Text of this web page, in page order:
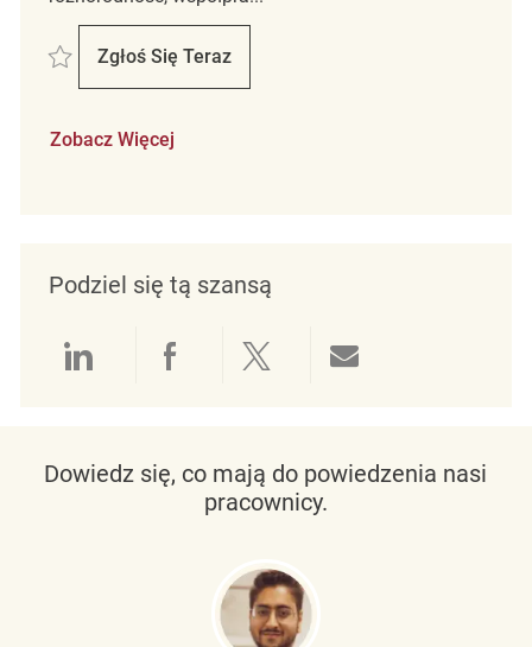
Zapisać Retail Store Associate Part Time Winners - Strathmore
Zgłoś Się Teraz
Retail Store Associate Part Time Winners
Zobacz Więcej
Podziel się tą szansą
Udostępnianie przez LinkedIn
Udostępnianie przez
Udostępnij przez
Dowiedz się, co mają do powiedzenia nasi
pracownicy.